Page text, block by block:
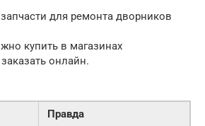
для ремонта дворников
купить в магазинах
онлайн.
Правда